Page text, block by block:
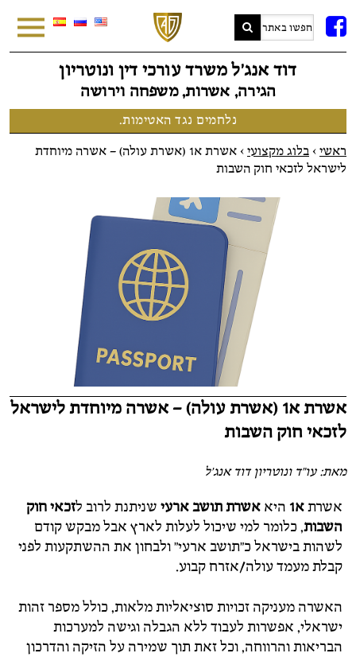
FB
דוד אנג׳ל משרד עורכי דין ונוטריון
הגירה, אשרות, משפחה וירושה
נלחמים נגד האטימות.
ראשי > בלוג מקצועי >
אשרת א1 (אשרת עולה) – אשרה מיוחדת
לישראל לזכאי חוק השבות
אשרת א1 (אשרת עולה) – אשרה מיוחדת לישראל
לזכאי חוק השבות
מאת: עו"ד ונוטריון דוד אנג'ל
אשרתא1 היא אשרת תושב ארעי שניתנת לרוב לזכאי חוק
השבות, כלומר למי שיכול לעלות לארץ אבל מבקש קודם
לשהות בישראל כ"תושב ארעי" ולבחון את ההשתקעות לפני
קבלת מעמד עולה/אזרח קבוע.
האשרה מעניקה זכויות סוציאליות מלאות, כולל מספר זהות
ישראלי, אפשרות לעבוד ללא הגבלה וגישה למערכות
הבריאות והרווחה, וכל זאת תוך שמירה על הזיקה והדרכון